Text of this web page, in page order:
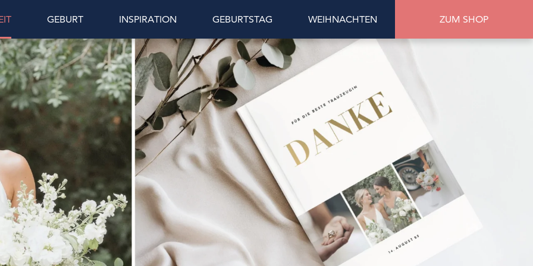
GEBURT INSPIRATION GEBURTSTAG WEIHNACHTEN ZUM SHOP